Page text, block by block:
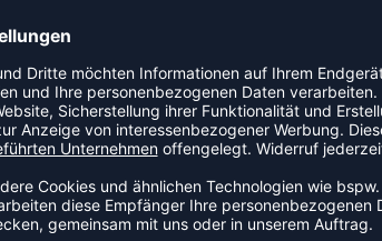
für alle Jahreszeiten geeigneten
ist aus Sweatstoff gefertigt und verfügt
Winkelband für einen charakteristischen
AUTHENTIC hummel® Kollektion für einen